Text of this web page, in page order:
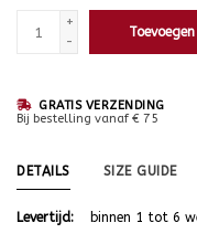
+
-
GRATIS VERZENDING
Bij bestelling vanaf € 75
DETAILS SIZE GUIDE
Levertijd: binnen 1 tot 6